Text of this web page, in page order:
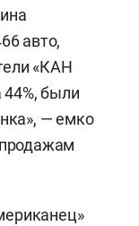
авто,
«КАН
44%, были
— емко